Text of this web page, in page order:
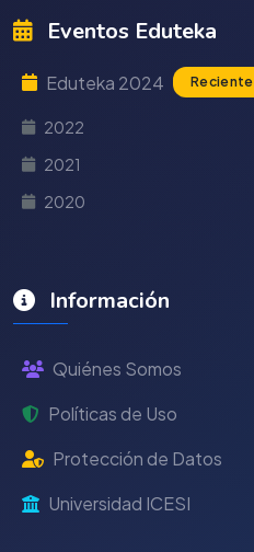
Eventos Eduteka
Eduteka 2024 Reciente
2022
2021
2020
Información
Quiénes Somos
Políticas de Uso
Protección de Datos
Universidad ICESI